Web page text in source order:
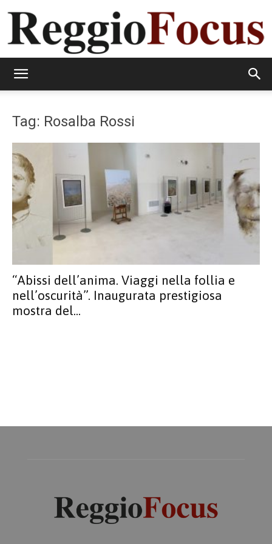
Tag: Rosalba Rossi
“Abissi dell’anima. Viaggi nella follia e
nell’oscurità”. Inaugurata prestigiosa
mostra del...